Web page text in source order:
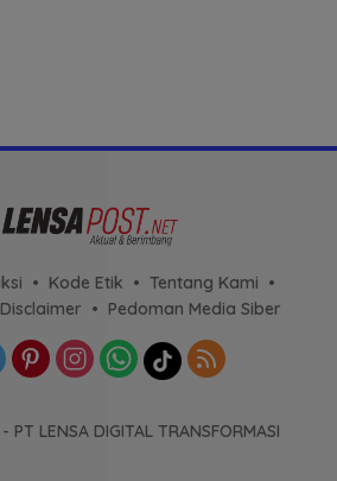
Kode Etik
Tentang Kami
Disclaimer Pedoman Media Siber
LENSA DIGITAL TRANSFORMASI